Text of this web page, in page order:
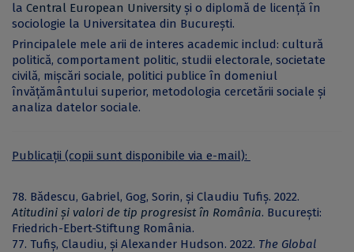
la Central European University și o diplomă de licență în
sociologie la Universitatea din București.
Principalele mele arii de interes academic includ: cultură
politică, comportament politic, studii electorale, societate
civilă, mișcări sociale, politici publice în domeniul
învățământului superior, metodologia cercetării sociale și
analiza datelor sociale.
Publicații (copii sunt disponibile via e-mail):
78. Bădescu, Gabriel, Gog, Sorin, și Claudiu Tufiș. 2022.
Atitudini și valori de tip progresist în România. București:
Friedrich-Ebert-Stiftung România.
77. Tufiș, Claudiu, și Alexander Hudson. 2022. The Global